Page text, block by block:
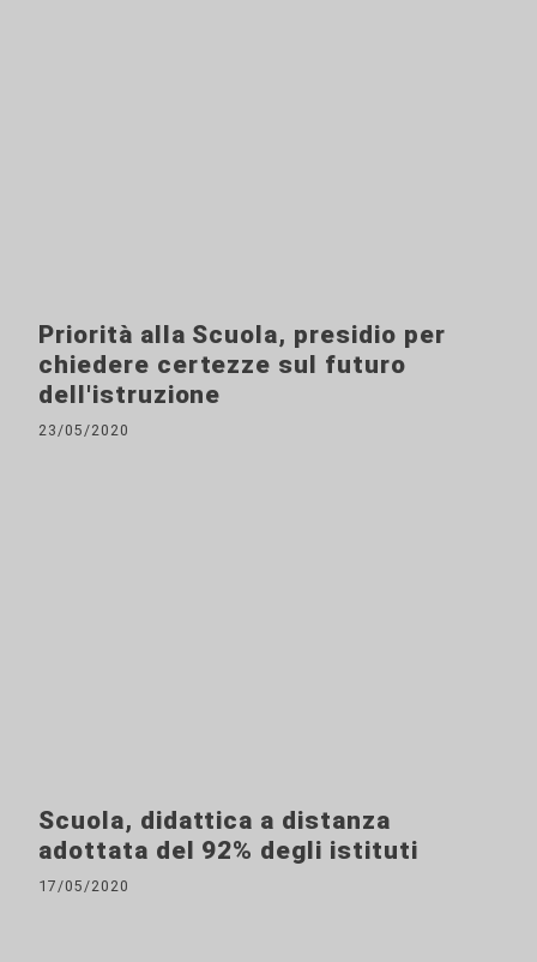
Priorità alla Scuola, presidio per
chiedere certezze sul futuro
dell'istruzione
23/05/2020
Scuola, didattica a distanza
adottata del 92% degli istituti
17/05/2020